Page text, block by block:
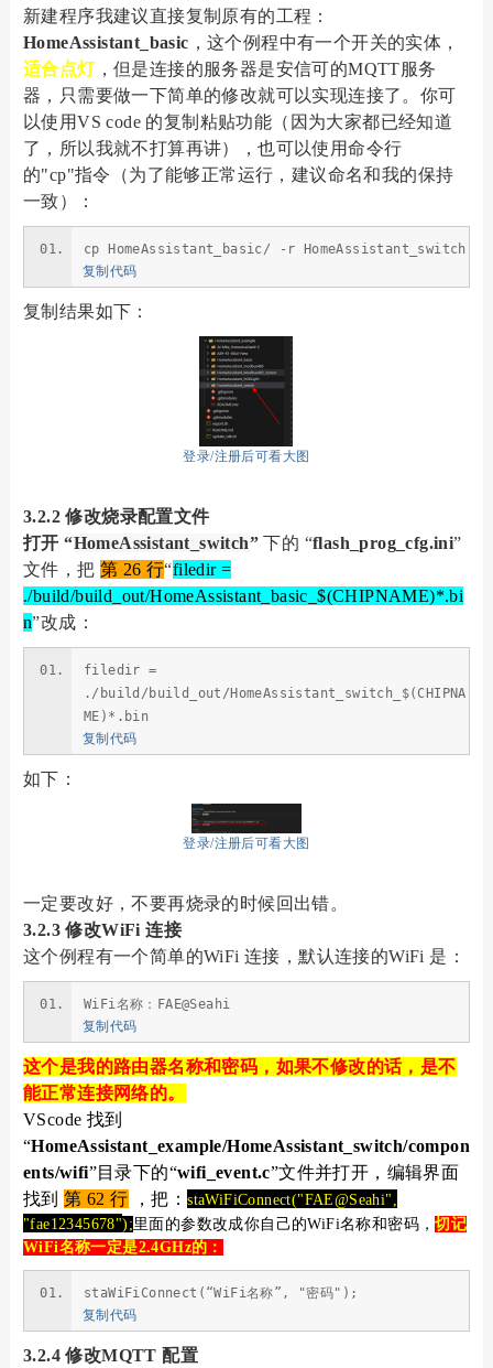
新建程序我建议直接复制原有的工程：
HomeAssistant_basic ，这个例程中有一个开关的实体，
适合点灯，但是连接的服务器是安信可的MQTT服务
器，只需要做一下简单的修改就可以实现连接了。你可
以使用VS code 的复制粘贴功能（因为大家都已经知道
了，所以我就不打算再讲），也可以使用命令行
的"cp"指令（为了能够正常运行，建议命名和我的保持
一致）：
cp HomeAssistant_basic/ -r HomeAssistant_switch
复制代码
复制结果如下：
登录/注册后可看大图
3.2.2 修改烧录配置文件
打开 “HomeAssistant_switch”下的 “flash_prog_cfg.ini”
文件，把 第 26 行“filedir =
./build/build_out/HomeAssistant_basic_$(CHIPNAME)*.bi
n”改成：
filedir =
./build/build_out/HomeAssistant_switch_$(CHIPNA
ME)*.bin
复制代码
如下：
登录/注册后可看大图
一定要改好，不要再烧录的时候回出错。
3.2.3 修改WiFi 连接
这个例程有一个简单的WiFi 连接，默认连接的WiFi 是：
WiFi名称：FAE@Seahi
复制代码
这个是我的路由器名称和密码，如果不修改的话，是不
能正常连接网络的。
VScode 找到
“HomeAssistant_example/HomeAssistant_switch/compon
ents/wifi”目录下的“wifi_event.c”文件并打开，编辑界面
找到 第 62 行 ，把：staWiFiConnect("FAE@Seahi" ,
"fae12345678");里面的参数改成你自己的WiFi名称和密码，切记
WiFi名称一定是2.4GHz的：
staWiFiConnect(“WiFi名称”, "密码");
复制代码
3.2.4 修改MQTT 配置